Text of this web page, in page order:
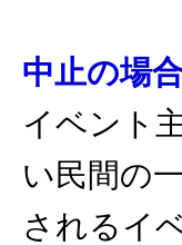
中止の場
イベント
い民間の
されるイ